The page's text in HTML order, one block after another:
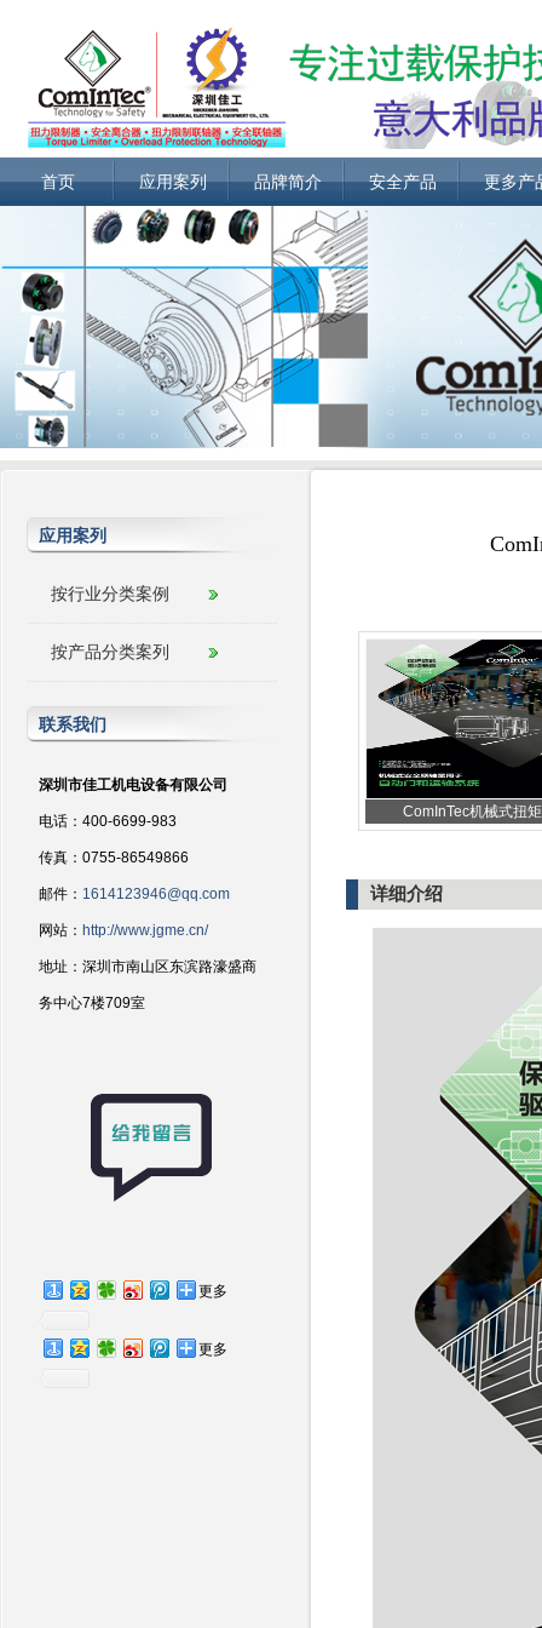
首页 应用案列 品牌简介 安全产品 更多产
应用案列
按行业分类案例
按产品分类案列
联系我们
深圳市佳工机电设备有限公司
电话：400-6699-983
传真：0755-86549866
邮件： 1614123946@qq.com
网站： http://www.jgme.cn/
地址：深圳市南山区东滨路濠盛商
务中心7楼709室
更多
更多
ComInTec机械式扭矩
详细介绍